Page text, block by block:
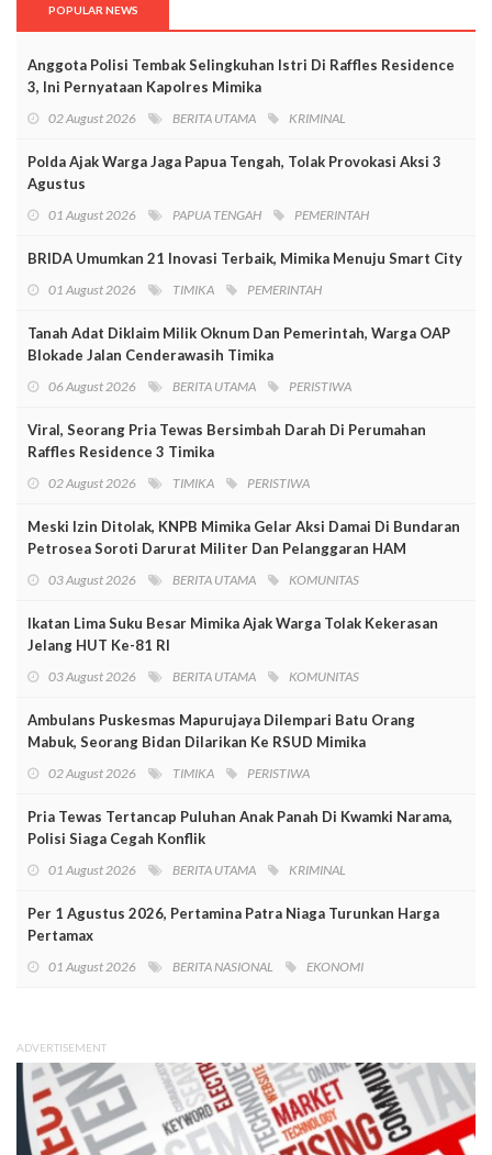
POPULAR NEWS
Anggota Polisi Tembak Selingkuhan Istri Di Raffles Residence
3, Ini Pernyataan Kapolres Mimika
02 August 2026 BERITA UTAMA KRIMINAL
Polda Ajak Warga Jaga Papua Tengah, Tolak Provokasi Aksi 3
Agustus
01 August 2026 PAPUA TENGAH PEMERINTAH
BRIDA Umumkan 21 Inovasi Terbaik, Mimika Menuju Smart City
01 August 2026 TIMIKA PEMERINTAH
Tanah Adat Diklaim Milik Oknum Dan Pemerintah, Warga OAP
Blokade Jalan Cenderawasih Timika
06 August 2026 BERITA UTAMA PERISTIWA
Viral, Seorang Pria Tewas Bersimbah Darah Di Perumahan
Raffles Residence 3 Timika
02 August 2026 TIMIKA PERISTIWA
Meski Izin Ditolak, KNPB Mimika Gelar Aksi Damai Di Bundaran
Petrosea Soroti Darurat Militer Dan Pelanggaran HAM
03 August 2026 BERITA UTAMA KOMUNITAS
Ikatan Lima Suku Besar Mimika Ajak Warga Tolak Kekerasan
Jelang HUT Ke-81 RI
03 August 2026 BERITA UTAMA KOMUNITAS
Ambulans Puskesmas Mapurujaya Dilempari Batu Orang
Mabuk, Seorang Bidan Dilarikan Ke RSUD Mimika
02 August 2026 TIMIKA PERISTIWA
Pria Tewas Tertancap Puluhan Anak Panah Di Kwamki Narama,
Polisi Siaga Cegah Konflik
01 August 2026 BERITA UTAMA KRIMINAL
Per 1 Agustus 2026, Pertamina Patra Niaga Turunkan Harga
Pertamax
01 August 2026 BERITA NASIONAL EKONOMI
ADVERTISEMENT